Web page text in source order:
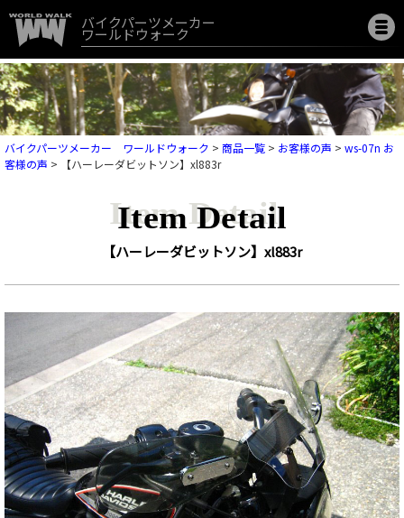
バイクパーツメーカー
ワールドウォーク
バイクパーツメーカー ワールドウォーク > 商品一覧 > お客様の声 > ws-07n お
客様の声 > 【ハーレーダビットソン】xl883r
Item Detail
【ハーレーダビットソン】xl883r